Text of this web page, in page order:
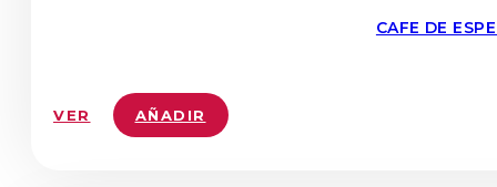
CAFE DE
VER AÑADIR